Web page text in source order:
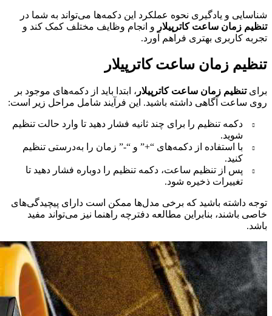
شناسایی و یادگیری نحوه عملکرد این دکمه‌ها می‌تواند به شما در
تنظیم زمان ساعت کاترپیلار و انجام وظایف مختلف کمک کند و
تجربه کاربری بهتری فراهم آورد.
تنظیم زمان ساعت کاترپیلار
برایتنظیم زمان ساعت کاترپیلار ، ابتدا باید از دکمه‌های موجود بر
روی ساعت آگاهی داشته باشید. این فرآیند شامل مراحل زیر است:
دکمه تنظیم را برای چند ثانیه فشار دهید تا وارد حالت تنظیم
شوید.
با استفاده از دکمه‌های “+” و “-” زمان را به‌درستی تنظیم
کنید.
پس از تنظیم ساعت، دکمه تنظیم را دوباره فشار دهید تا
تغییرات ذخیره شود.
توجه داشته باشید که برخی مدل‌ها ممکن است دارای پیچیدگی‌های
خاصی باشند، بنابراین مطالعه دفترچه راهنما نیز می‌تواند مفید
باشد.